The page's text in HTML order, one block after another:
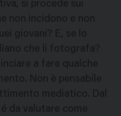
si procede sui
non incidono e non
giovani? E, se lo
che li fotografa?
a fare qualche
Non è pensabile
mediatico. Dal
da valutare come